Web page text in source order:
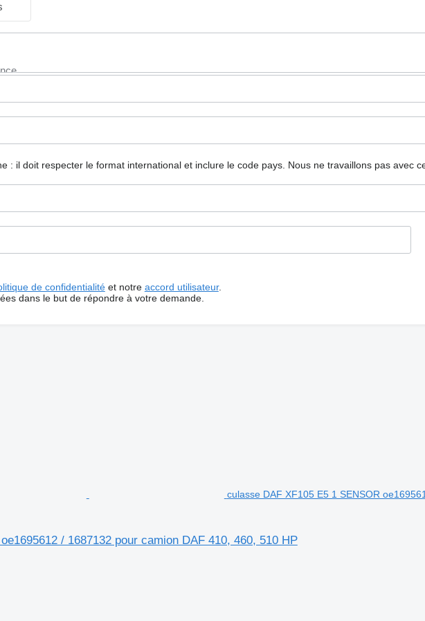
: il doit respecter le format international et inclure le code pays. Nous ne travaillons pas avec
de confidentialitéet notre accord utilisateur.
dans le but de répondre à votre demande.
culasse DAF XF105 E5 1 SENSOR
/ 1687132 pour camion DAF 410, 460, 510 HP